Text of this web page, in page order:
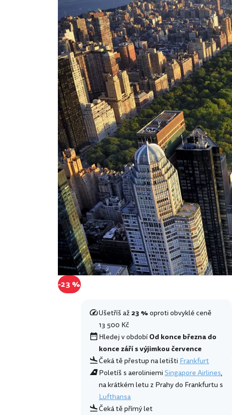
-23 %
Ušetříš až23 %oproti obvyklé ceně
13 500 Kč
Hledej v obdobíOd konce března do
konce září s výjimkou července
Čeká tě přestup na letištiFrankfurt
Poletíš s aeroliniemiSingapore Airlines,
na krátkém letu z Prahy do Frankfurtu s
Lufthansa
Čeká tě přímý let